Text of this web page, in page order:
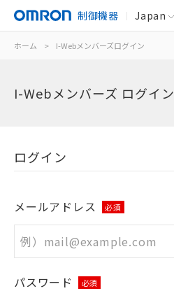
制御機器 Japan
ホーム > I-Webメンバーズログイン
I-Webメンバーズ ログイン
ログイン
メールアドレス 必須
パスワード 必須